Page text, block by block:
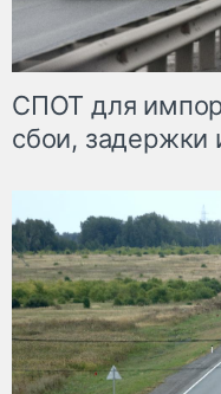
СПОТ для
сбои,